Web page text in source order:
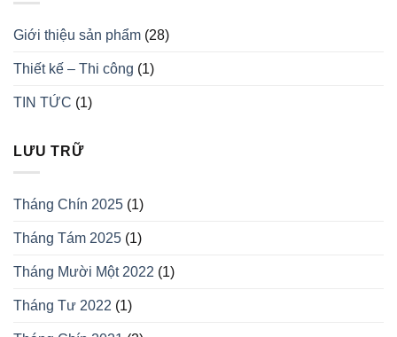
Giới thiệu sản phẩm (28)
Thiết kế – Thi công (1)
TIN TỨC (1)
LƯU TRỮ
Tháng Chín 2025 (1)
Tháng Tám 2025 (1)
Tháng Mười Một 2022 (1)
Tháng Tư 2022 (1)